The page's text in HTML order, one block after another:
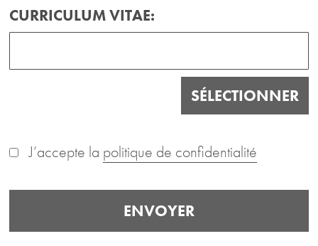
CURRICULUM VITAE:
SÉLECTIONNER
J’accepte la politique de confidentialité
ENVOYER